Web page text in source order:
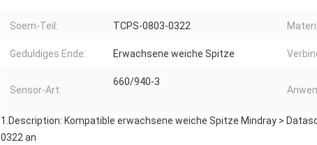
Soem-Teil: TCPS-0803-0322
Geduldiges Ende: Erwachsene weiche Spitze
Sensor-Art:
660/940-3
1.Description: Kompatible erwachsene weiche Spitze Mindray >
0322 an